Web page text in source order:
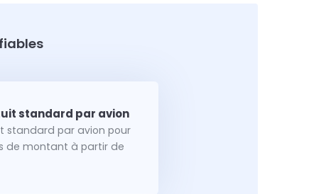
standard par avion pour
de montant à partir de